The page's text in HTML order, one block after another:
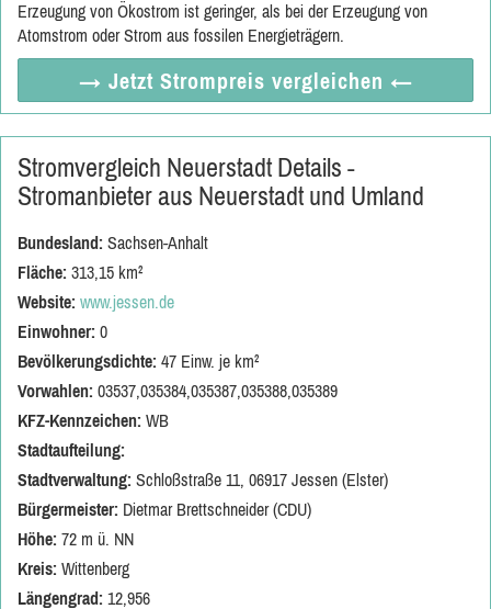
Erzeugung von Ökostrom ist geringer, als bei der Erzeugung von
Atomstrom oder Strom aus fossilen Energieträgern.
→ Jetzt Strompreis vergleichen ←
Stromvergleich Neuerstadt Details -
Stromanbieter aus Neuerstadt und Umland
Bundesland: Sachsen-Anhalt
Fläche: 313,15 km²
Website: www.jessen.de
Einwohner: 0
Bevölkerungsdichte: 47 Einw. je km²
Vorwahlen: 03537,035384,035387,035388,035389
KFZ-Kennzeichen: WB
Stadtaufteilung:
Stadtverwaltung: Schloßstraße 11, 06917 Jessen (Elster)
Bürgermeister: Dietmar Brettschneider (CDU)
Höhe: 72 m ü. NN
Kreis: Wittenberg
Längengrad: 12,956